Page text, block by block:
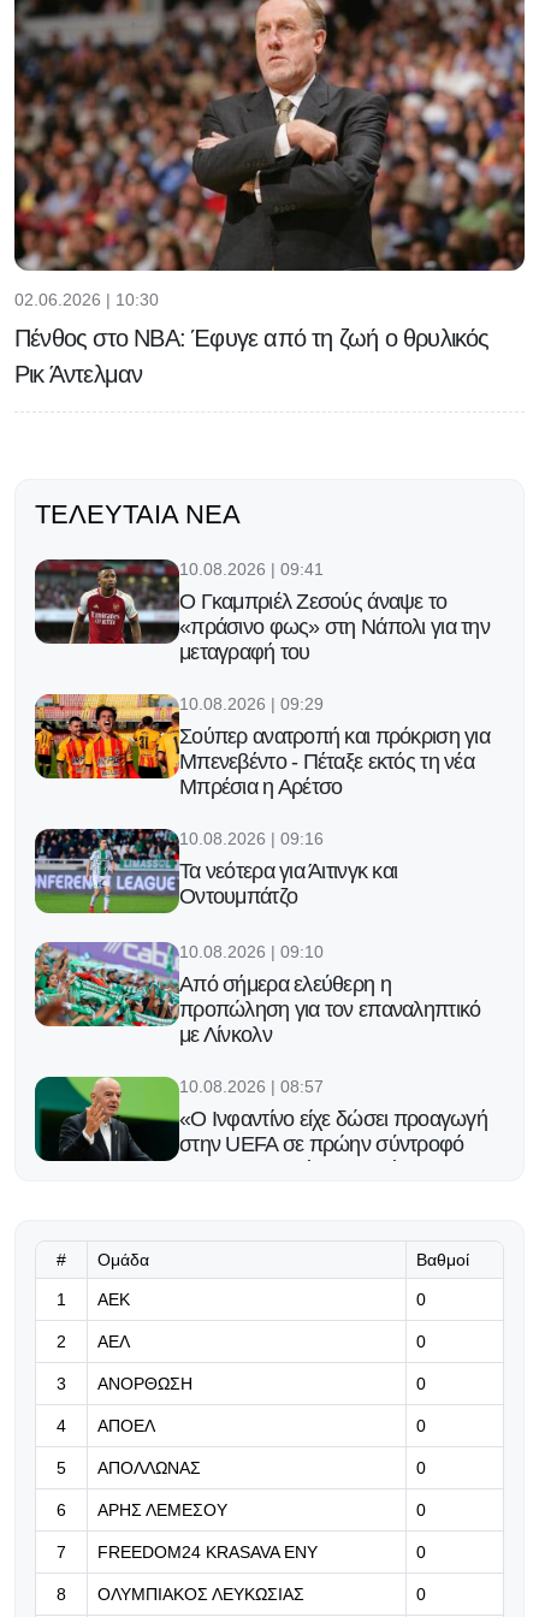
02.06.2026 | 10:30
Πένθος στο NBA: Έφυγε από τη ζωή ο θρυλικός
Ρικ Άντελμαν
ΤΕΛΕΥΤΑΊΑ ΝΈΑ
10.08.2026 | 09:41
O Γκαμπριέλ Ζεσούς άναψε το
«πράσινο φως» στη Νάπολι για την
μεταγραφή του
10.08.2026 | 09:29
Σούπερ ανατροπή και πρόκριση για
Μπενεβέντο - Πέταξε εκτός τη νέα
Μπρέσια η Αρέτσο
10.08.2026 | 09:16
Τα νεότερα για Άιτινγκ και
Οντουμπάτζο
10.08.2026 | 09:10
Από σήμερα ελεύθερη η
προπώληση για τον επαναληπτικό
με Λίνκολν
10.08.2026 | 08:57
«Ο Ινφαντίνο είχε δώσει προαγωγή
στην UEFA σε πρώην σύντροφό
του και την πλήρωνε με έγκριση
Άνετη η Πόρτο στην πρεμιέρα
10.08.2026 | 08:32
Εβδομάδα επαναληπτικών,
10.08.2026 | 08:19
ΒΙΝΤΕΟ: Ο Παυλίδης συνέχισε από
εκεί που έμεινε πέρσι
10.08.2026 | 08:06
# Ομάδα Βαθμοί
1 ΑΕΚ 0
2 ΑΕΛ 0
3 ΑΝΟΡΘΩΣΗ 0
4 ΑΠΟΕΛ 0
5 ΑΠΟΛΛΩΝΑΣ 0
6 ΑΡΗΣ ΛΕΜΕΣΟΥ 0
7 FREEDOM24 KRASAVA ΕΝΥ 0
8 ΟΛΥΜΠΙΑΚΟΣ ΛΕΥΚΩΣΙΑΣ 0